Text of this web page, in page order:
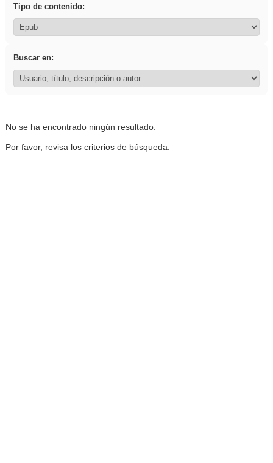
Tipo de contenido:
Buscar en:
No se ha encontrado ningún resultado.
Por favor, revisa los criterios de búsqueda.